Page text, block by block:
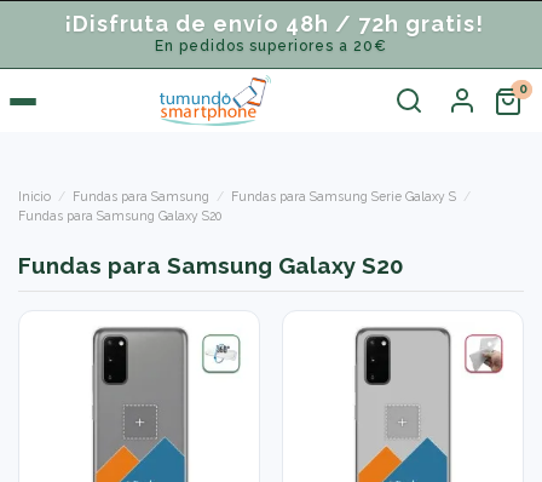
¡Disfruta de envío 48h / 72h gratis!
En pedidos superiores a 20€
Inicio Fundas para Samsung
Fundas para Samsung Serie Galaxy S
Fundas para Samsung Galaxy S20
Fundas para Samsung Galaxy S20